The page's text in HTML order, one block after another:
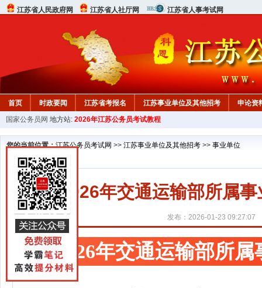
江苏省人民政府网 江苏省人社厅网 江苏省人事考试网
首页 时政要闻 江苏省考报名 江苏事业单位及其他招考
申论资
国家公务员网 地方站: 2026年江苏公务员考试教程
您的当前位置：江苏公务员考试网 >> 江苏事业单位及其他招考 >> 事业单位
2026年交通运输部所属
发布：2026-01-23 09:27:07
2026年交通运输部所